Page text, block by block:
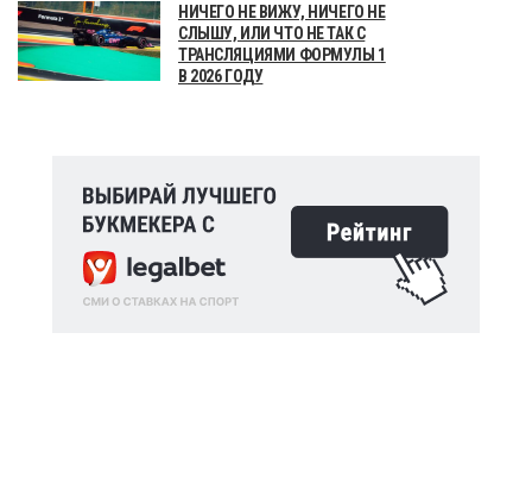
НИЧЕГО НЕ ВИЖУ, НИЧЕГО НЕ
СЛЫШУ, ИЛИ ЧТО НЕ ТАК С
ТРАНСЛЯЦИЯМИ ФОРМУЛЫ 1
В 2026 ГОДУ